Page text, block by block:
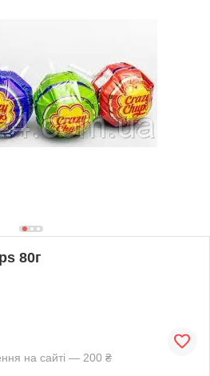
80г
на сайті — 200 ₴